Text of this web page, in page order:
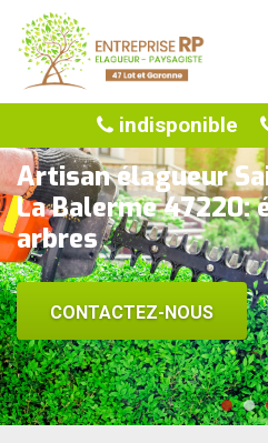
indisponible
Artisan élagueur
La Balerme 47220:
arbres
CONTACTEZ-NOUS